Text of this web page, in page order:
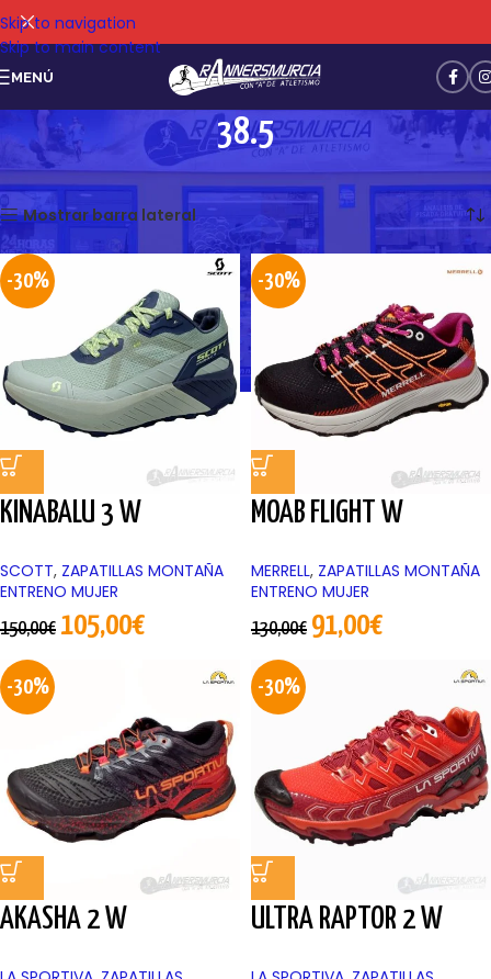
Skip to navigation
Skip to main content
MENÚ
38.5
Mostrando los 4 resultados
Mostrar barra lateral
-30%
KINABALU 3 W
SCOTT, ZAPATILLAS MONTAÑA
ENTRENO MUJER
150,00€ 105,00€
-30%
MOAB FLIGHT W
MERRELL, ZAPATILLAS MONTAÑA
ENTRENO MUJER
130,00€ 91,00€
-30%
AKASHA 2 W
-30%
ULTRA RAPTOR 2 W